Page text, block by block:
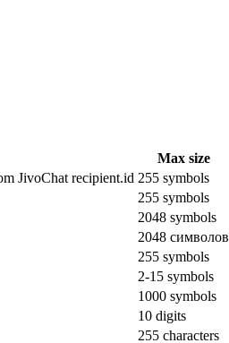
Max size
JivoChat recipient.id 255 symbols
255 symbols
2048 symbols
2048 символов
255 symbols
2-15 symbols
1000 symbols
10 digits
255 characters